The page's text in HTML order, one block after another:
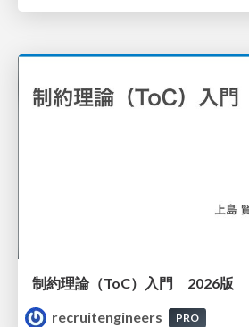
制約理論（ToC）入門 2026版
recruitengineers
PRO